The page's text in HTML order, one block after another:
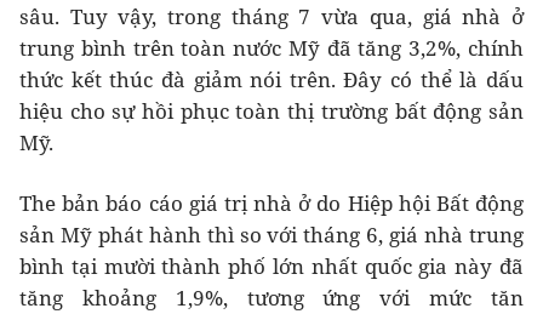
sâu. Tuy vậy, trong tháng 7 vừa qua, giá nhà ở
trung bình trên toàn nước Mỹ đã tăng 3,2%, chính
thức kết thúc đà giảm nói trên. Đây có thể là dấu
hiệu cho sự hồi phục toàn thị trường bất động sản
Mỹ.
The bản báo cáo giá trị nhà ở do Hiệp hội Bất động
sản Mỹ phát hành thì so với tháng 6, giá nhà trung
bình tại mười thành phố lớn nhất quốc gia này đã
tăng khoảng 1,9%, tương ứng với mức tăn